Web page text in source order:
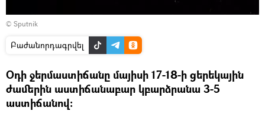
© Sputnik
Բաժանորդագրվել
Օդի ջերմաստիճանը մայիսի 17-18-ի ցերեկային
ժամերին աստիճանաբար կբարձրանա 3-5
աստիճանով։